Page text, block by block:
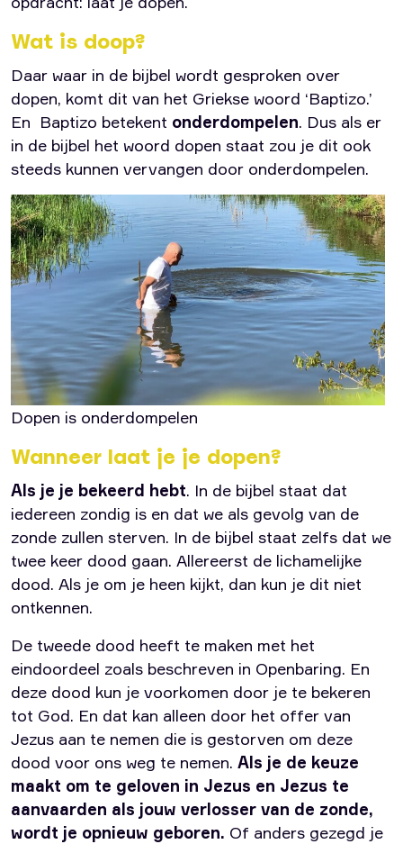
Wat is doop?
Daar waar in de bijbel wordt gesproken over
dopen, komt dit van het Griekse woord ‘Baptizo.’
En Baptizo betekent onderdompelen. Dus als er
in de bijbel het woord dopen staat zou je dit ook
steeds kunnen vervangen door onderdompelen.
Dopen is onderdompelen
Wanneer laat je je dopen?
Als je je bekeerd hebt. In de bijbel staat dat
iedereen zondig is en dat we als gevolg van de
zonde zullen sterven. In de bijbel staat zelfs dat we
twee keer dood gaan. Allereerst de lichamelijke
dood. Als je om je heen kijkt, dan kun je dit niet
ontkennen.
De tweede dood heeft te maken met het
eindoordeel zoals beschreven in Openbaring. En
deze dood kun je voorkomen door je te bekeren
tot God. En dat kan alleen door het offer van
Jezus aan te nemen die is gestorven om deze
dood voor ons weg te nemen. Als je de keuze
maakt om te geloven in Jezus en Jezus te
aanvaarden als jouw verlosser van de zonde,
wordt je opnieuw geboren. Of anders gezegd je